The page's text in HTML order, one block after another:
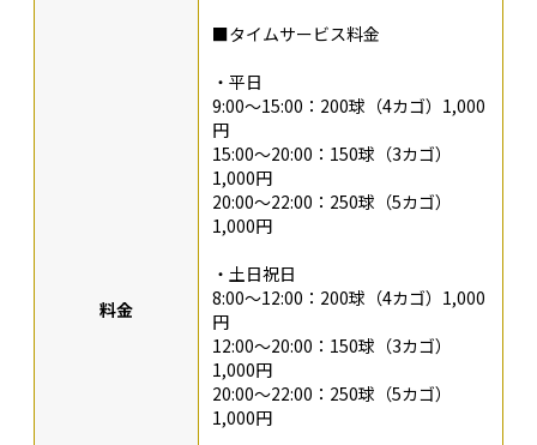
料金
■タイムサービス料金
・平日
9:00～15:00：200球（4カゴ）1,000
円
15:00～20:00：150球（3カゴ）
1,000円
20:00～22:00：250球（5カゴ）
1,000円
・土日祝日
8:00～12:00：200球（4カゴ）1,000
円
12:00～20:00：150球（3カゴ）
1,000円
20:00～22:00：250球（5カゴ）
1,000円